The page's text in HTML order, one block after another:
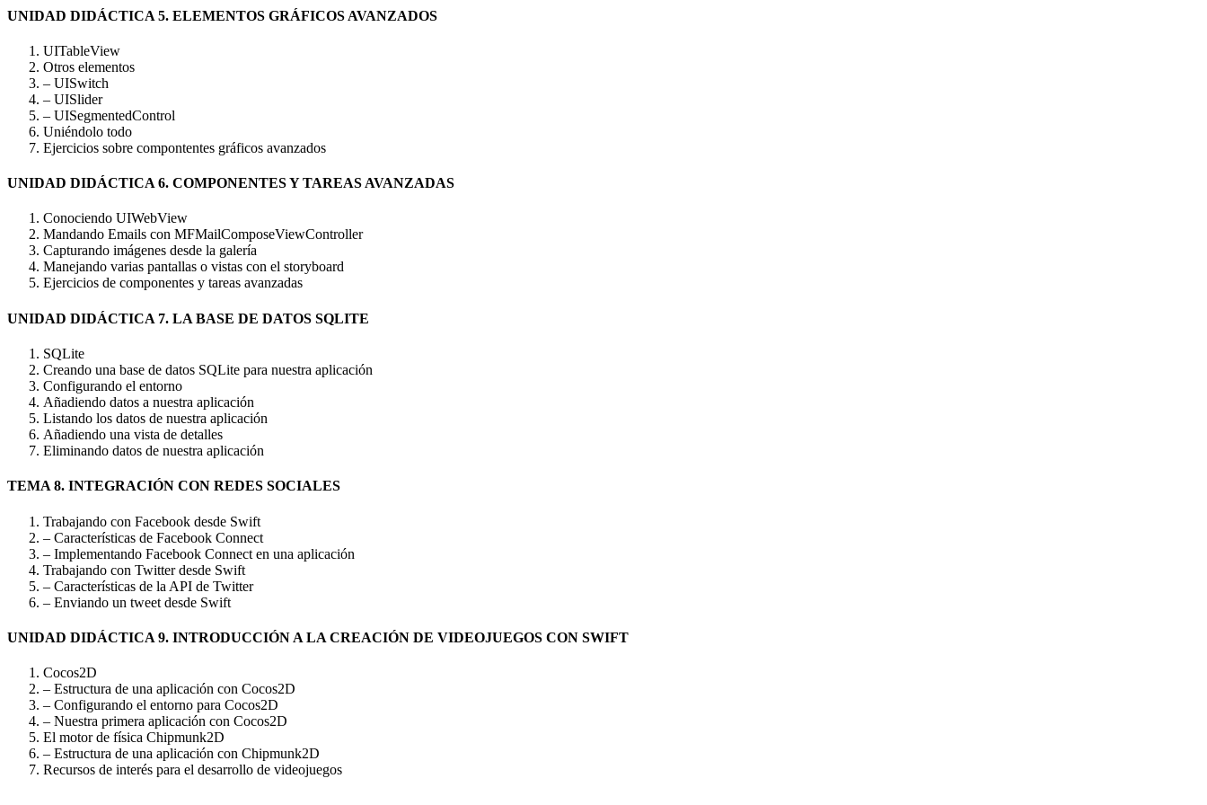
UNIDAD DIDÁCTICA 5. ELEMENTOS GRÁFICOS AVANZADOS
UITableView
Otros elementos
– UISwitch
– UISlider
– UISegmentedControl
Uniéndolo todo
Ejercicios sobre compontentes gráficos avanzados
UNIDAD DIDÁCTICA 6. COMPONENTES Y TAREAS AVANZADAS
Conociendo UIWebView
Mandando Emails con MFMailComposeViewController
Capturando imágenes desde la galería
Manejando varias pantallas o vistas con el storyboard
Ejercicios de componentes y tareas avanzadas
UNIDAD DIDÁCTICA 7. LA BASE DE DATOS SQLITE
SQLite
Creando una base de datos SQLite para nuestra aplicación
Configurando el entorno
Añadiendo datos a nuestra aplicación
Listando los datos de nuestra aplicación
Añadiendo una vista de detalles
Eliminando datos de nuestra aplicación
TEMA 8. INTEGRACIÓN CON REDES SOCIALES
Trabajando con Facebook desde Swift
– Características de Facebook Connect
– Implementando Facebook Connect en una aplicación
Trabajando con Twitter desde Swift
– Características de la API de Twitter
– Enviando un tweet desde Swift
UNIDAD DIDÁCTICA 9. INTRODUCCIÓN A LA CREACIÓN DE VIDEOJUEGOS CON SWIFT
Cocos2D
– Estructura de una aplicación con Cocos2D
– Configurando el entorno para Cocos2D
– Nuestra primera aplicación con Cocos2D
El motor de física Chipmunk2D
– Estructura de una aplicación con Chipmunk2D
Recursos de interés para el desarrollo de videojuegos